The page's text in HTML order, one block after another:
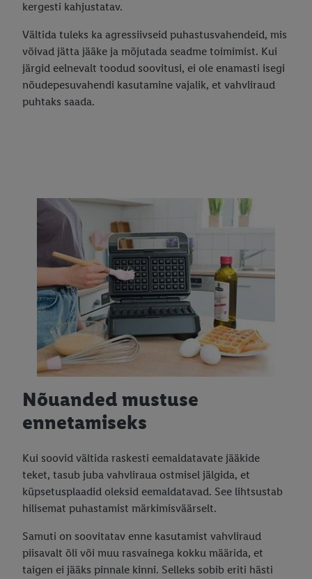
kergesti kahjustatav.
Vältida tuleks ka agressiivseid puhastusvahendeid, mis
võivad jätta jääke ja mõjutada seadme toimimist. Kui
järgid eelnevalt toodud soovitusi, ei ole enamasti isegi
nõudepesuvahendi kasutamine vajalik, et vahvliraud
puhtaks saada.
Nõuanded mustuse
ennetamiseks
Kui soovid vältida raskesti eemaldatavate jääkide
teket, tasub juba vahvliraua ostmisel jälgida, et
küpsetusplaadid oleksid eemaldatavad. See lihtsustab
hilisemat puhastamist märkimisväärselt.
Samuti on soovitatav enne kasutamist vahvliraud
piisavalt õli või muu rasvainega kokku määrida, et
taigen ei jääks pinnale kinni. Selleks sobib eriti hästi
privaatsuspoliitikast.Trükised leiate siit.